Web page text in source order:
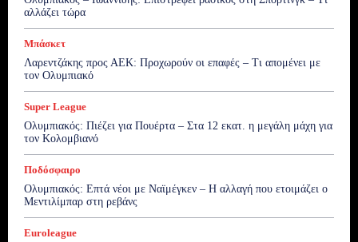
αλλάζει τώρα
Μπάσκετ
Λαρεντζάκης προς ΑΕΚ: Προχωρούν οι επαφές – Τι απομένει με
τον Ολυμπιακό
Super League
Ολυμπιακός: Πιέζει για Πουέρτα – Στα 12 εκατ. η μεγάλη μάχη για
τον Κολομβιανό
Ποδόσφαιρο
Ολυμπιακός: Επτά νέοι με Ναϊμέγκεν – Η αλλαγή που ετοιμάζει ο
Μεντιλίμπαρ στη ρεβάνς
Euroleague